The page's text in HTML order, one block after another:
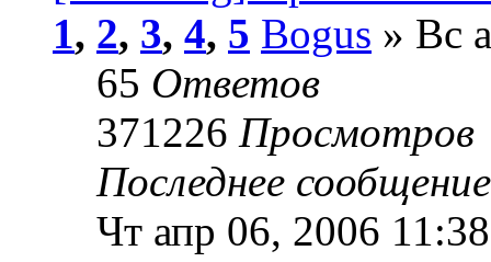
1, 2, 3, 4, 5 Bogus » Вс
65 Ответов
371226 Просмотров
Последнее
Чт апр 06, 2006